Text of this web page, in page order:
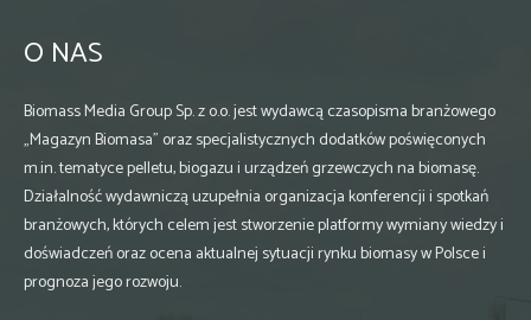
O NAS
Biomass Media Group Sp. z o.o. jest wydawcą czasopisma branżowego
„Magazyn Biomasa” oraz specjalistycznych dodatków poświęconych
m.in. tematyce pelletu, biogazu i urządzeń grzewczych na biomasę.
Działalność wydawniczą uzupełnia organizacja konferencji i spotkań
branżowych, których celem jest stworzenie platformy wymiany wiedzy i
doświadczeń oraz ocena aktualnej sytuacji rynku biomasy w Polsce i
prognoza jego rozwoju.